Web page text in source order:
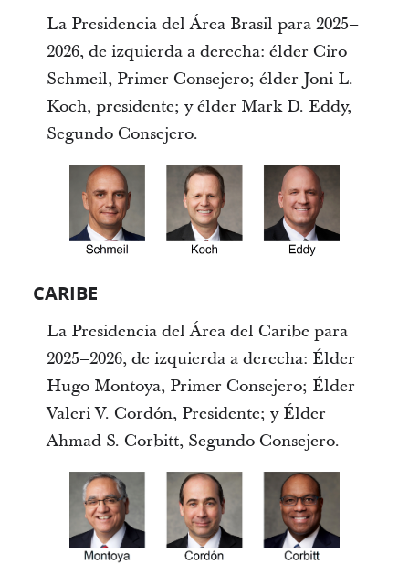
La Presidencia del Área Brasil para 2025–
2026, de izquierda a derecha: élder Ciro
Schmeil, Primer Consejero; élder Joni L.
Koch, presidente; y élder Mark D. Eddy,
Segundo Consejero.
CARIBE
La Presidencia del Área del Caribe para
2025–2026, de izquierda a derecha: Élder
Hugo Montoya, Primer Consejero; Élder
Valeri V. Cordón, Presidente; y Élder
Ahmad S. Corbitt, Segundo Consejero.